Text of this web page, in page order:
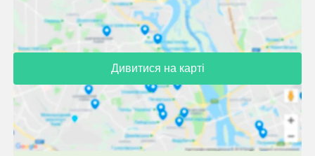
Дивитися на карті